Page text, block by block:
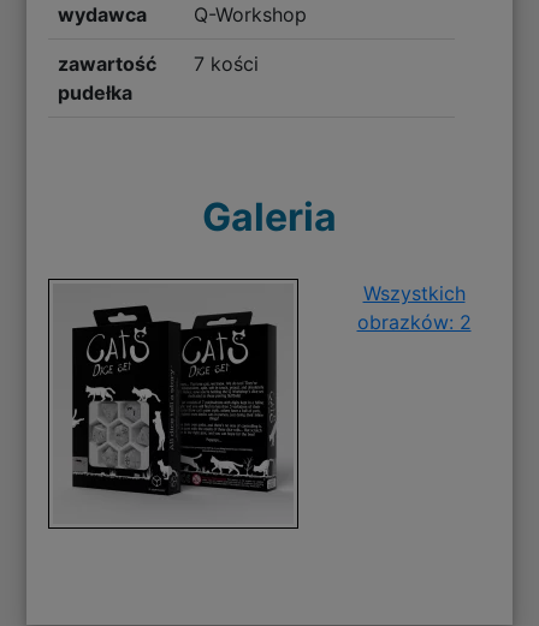
wydawca Q-Workshop
zawartość
pudełka
7 kości
Galeria
Wszystkich
obrazków: 2